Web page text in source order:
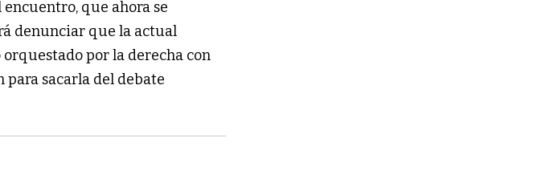
que ahora se
denunciar que la actual
por la derecha con
sacarla del debate